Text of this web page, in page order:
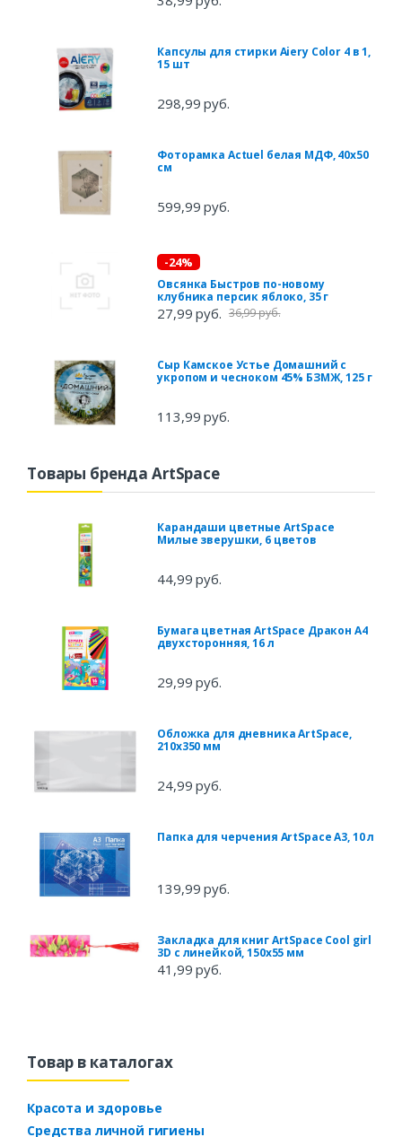
Капсулы для стирки Aiery Color 4 в 1,
15 шт
298,99 руб.
Фоторамка Actuel белая МДФ, 40х50
см
599,99 руб.
-24%
Овсянка Быстров по-новому
клубника персик яблоко, 35 г
27,99 руб. 36,99 руб.
Сыр Камское Устье Домашний с
укропом и чесноком 45% БЗМЖ, 125 г
113,99 руб.
Товары бренда ArtSpace
Карандаши цветные ArtSpace
Милые зверушки, 6 цветов
44,99 руб.
Бумага цветная ArtSpace Дракон A4
двухсторонняя, 16 л
29,99 руб.
Обложка для дневника ArtSpace,
210x350 мм
24,99 руб.
Папка для черчения ArtSpace А3, 10 л
139,99 руб.
Закладка для книг ArtSpace Cool girl
3D с линейкой, 150x55 мм
41,99 руб.
Товар в каталогах
Красота и здоровье
Средства личной гигиены